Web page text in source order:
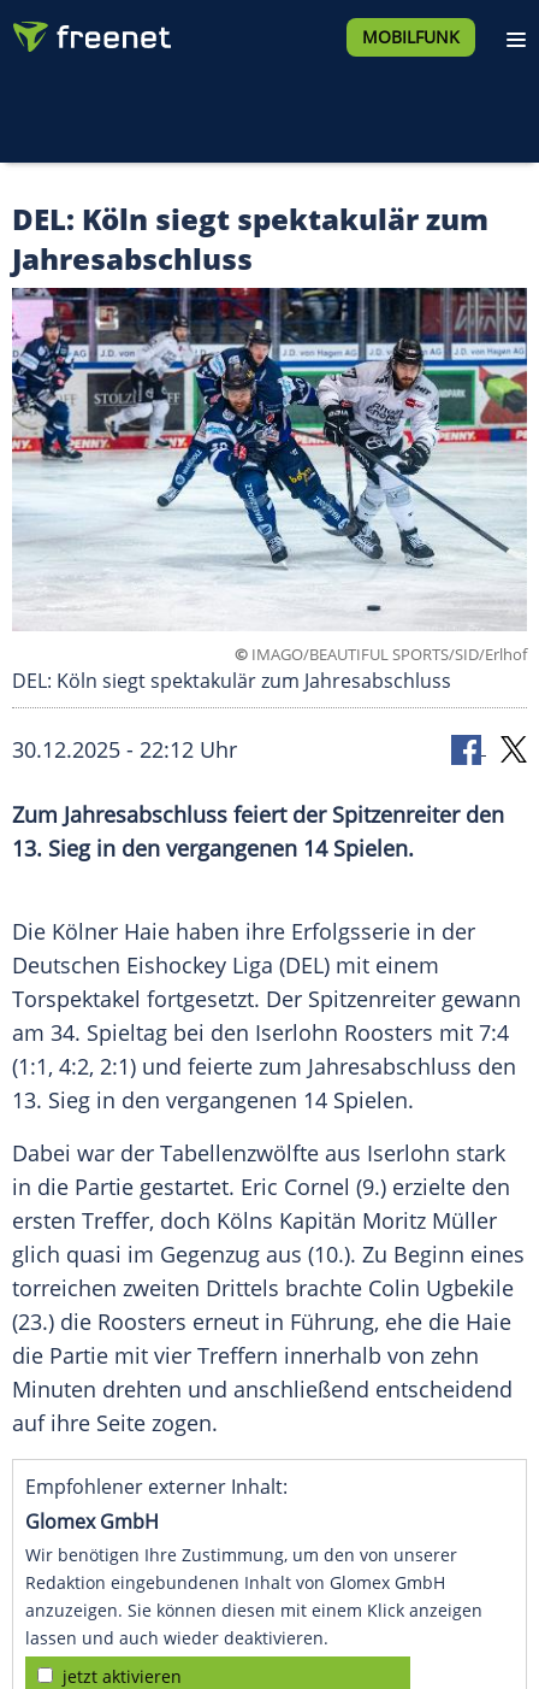
MOBILFUNK
DEL: Köln siegt spektakulär zum
Jahresabschluss
© IMAGO/BEAUTIFUL SPORTS/SID/Erlhof
DEL: Köln siegt spektakulär zum Jahresabschluss
30.12.2025 - 22:12 Uhr
Zum Jahresabschluss feiert der Spitzenreiter den
13. Sieg in den vergangenen 14 Spielen.
Die Kölner Haie haben ihre Erfolgsserie in der
Deutschen Eishockey Liga (DEL) mit einem
Torspektakel fortgesetzt. Der Spitzenreiter gewann
am 34. Spieltag bei den Iserlohn Roosters mit 7:4
(1:1, 4:2, 2:1) und feierte zum Jahresabschluss den
13. Sieg in den vergangenen 14 Spielen.
Dabei war der Tabellenzwölfte aus Iserlohn stark
in die Partie gestartet. Eric Cornel (9.) erzielte den
ersten Treffer, doch Kölns Kapitän Moritz Müller
glich quasi im Gegenzug aus (10.). Zu Beginn eines
torreichen zweiten Drittels brachte Colin Ugbekile
(23.) die Roosters erneut in Führung, ehe die Haie
die Partie mit vier Treffern innerhalb von zehn
Minuten drehten und anschließend entscheidend
auf ihre Seite zogen.
Empfohlener externer Inhalt:
Glomex GmbH
Wir benötigen Ihre Zustimmung, um den von unserer
Redaktion eingebundenen Inhalt von Glomex GmbH
anzuzeigen. Sie können diesen mit einem Klick anzeigen
lassen und auch wieder deaktivieren.
jetzt aktivieren